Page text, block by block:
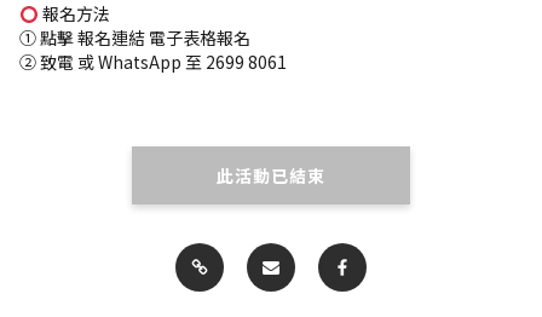
報名方法
① 點擊 報名連結 電子表格報名
② 致電 或 WhatsApp 至 2699 8061
此活動已結束